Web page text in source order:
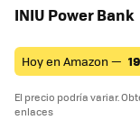
INIU Power Bank
Hoy en Amazon —
El precio podría variar.
enlaces